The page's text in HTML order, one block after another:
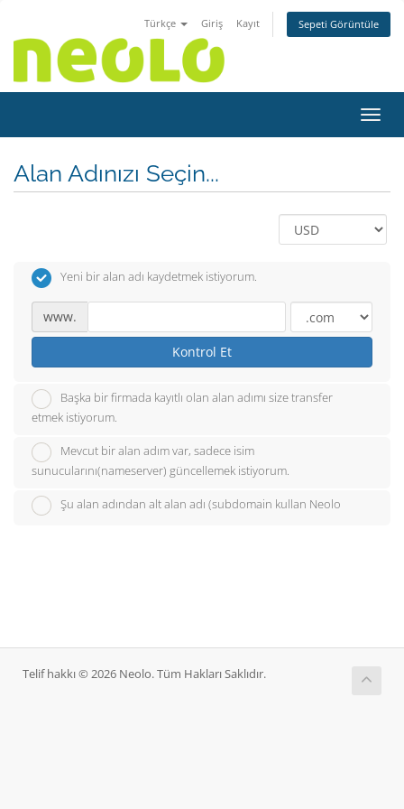
Türkçe Giriş Kayıt Sepeti Görüntüle
Alan Adınızı Seçin...
Yeni bir alan adı kaydetmek istiyorum.
www.
Kontrol Et
Başka bir firmada kayıtlı olan alan adımı size transfer
etmek istiyorum.
Mevcut bir alan adım var, sadece isim
sunucularını(nameserver) güncellemek istiyorum.
Şu alan adından alt alan adı (subdomain kullan Neolo
Telif hakkı © 2026 Neolo. Tüm Hakları Saklıdır.